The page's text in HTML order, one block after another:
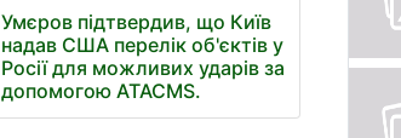
Умєров підтвердив, що Київ
надав США перелік об'єктів у
Росії для можливих ударів за
допомогою ATACMS.